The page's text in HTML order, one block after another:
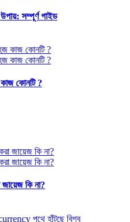
সম্পূর্ণ গাইড
কোনটি ?
জায়েজ কি না?